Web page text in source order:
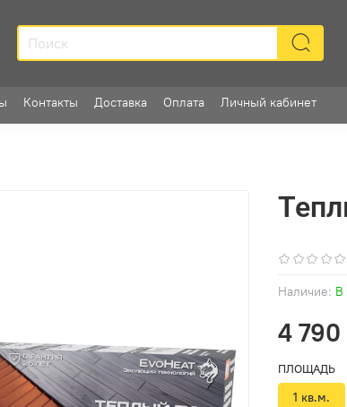
Контакты Доставка Оплата Личный кабинет
Наличие: В
4
ПЛОЩАДЬ
1 кв.м.